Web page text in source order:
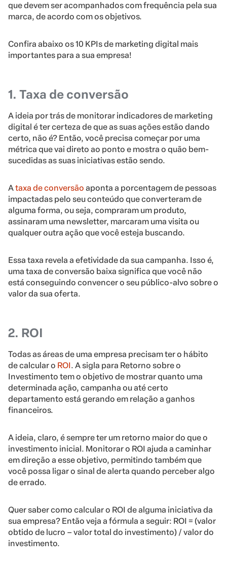
que devem ser acompanhados com frequência pela sua
marca, de acordo com os objetivos.
Confira abaixo os 10 KPIs de marketing digital mais
importantes para a sua empresa!
1. Taxa de conversão
A ideia por trás de monitorar indicadores de marketing
digital é ter certeza de que as suas ações estão dando
certo, não é? Então, você precisa começar por uma
métrica que vai direto ao ponto e mostra o quão bem-
sucedidas as suas iniciativas estão sendo.
Ataxa de conversão aponta a porcentagem de pessoas
impactadas pelo seu conteúdo que converteram de
alguma forma, ou seja, compraram um produto,
assinaram uma newsletter, marcaram uma visita ou
qualquer outra ação que você esteja buscando.
Essa taxa revela a efetividade da sua campanha. Isso é,
uma taxa de conversão baixa significa que você não
está conseguindo convencer o seu público-alvo sobre o
valor da sua oferta.
2. ROI
Todas as áreas de uma empresa precisam ter o hábito
de calcular o ROI. A sigla para Retorno sobre o
Investimento tem o objetivo de mostrar quanto uma
determinada ação, campanha ou até certo
departamento está gerando em relação a ganhos
financeiros.
A ideia, claro, é sempre ter um retorno maior do que o
investimento inicial. Monitorar o ROI ajuda a caminhar
em direção a esse objetivo, permitindo também que
você possa ligar o sinal de alerta quando perceber algo
de errado.
Quer saber como calcular o ROI de alguma iniciativa da
sua empresa? Então veja a fórmula a seguir: ROI = (valor
obtido de lucro – valor total do investimento) / valor do
investimento.